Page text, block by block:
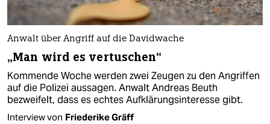
Anwalt über Angriff auf die Davidwache
„Man wird es vertuschen“
Kommende Woche werden zwei Zeugen zu den Angriffen
auf die Polizei aussagen. Anwalt Andreas Beuth
bezweifelt, dass es echtes Aufklärungsinteresse gibt.
Interview von Friederike Gräff